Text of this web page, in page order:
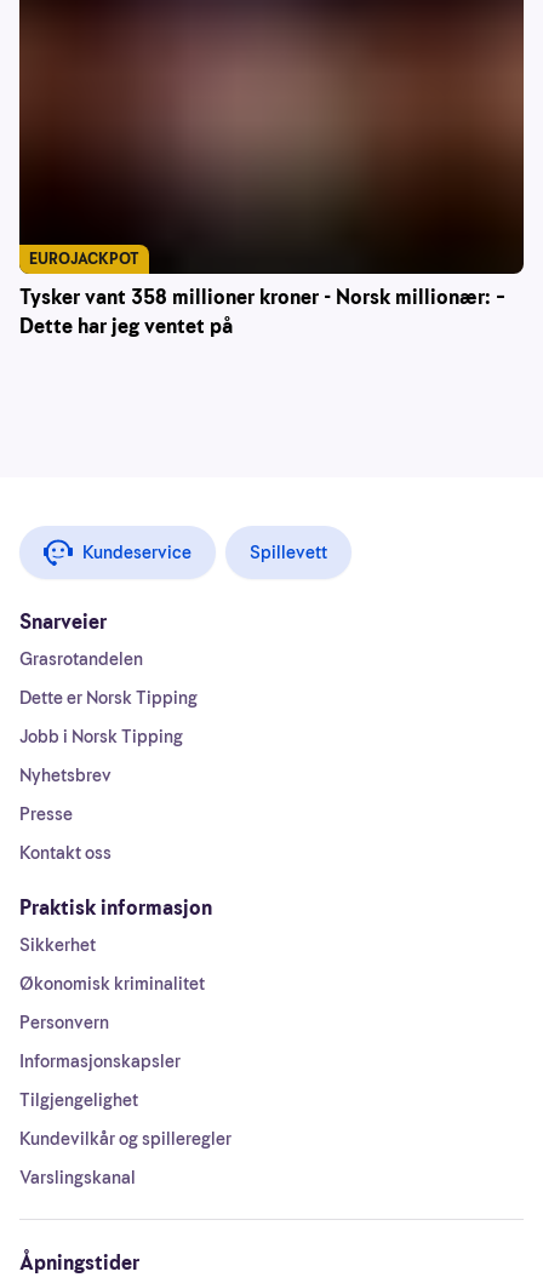
Tysker vant 358 millioner kroner - Norsk millionær: –
Dette har jeg ventet på
EUROJACKPOT
Kundeservice Spillevett
Snarveier
Grasrotandelen
Dette er Norsk Tipping
Jobb i Norsk Tipping
Nyhetsbrev
Presse
Kontakt oss
Praktisk informasjon
Sikkerhet
Økonomisk kriminalitet
Personvern
Informasjonskapsler
Tilgjengelighet
Kundevilkår og spilleregler
Varslingskanal
Åpningstider